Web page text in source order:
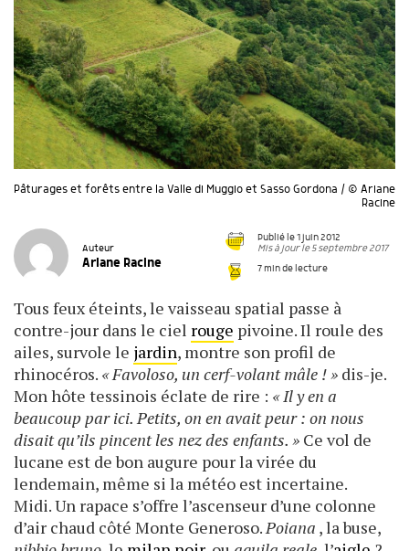
Pâturages et forêts entre la Valle di Muggio et Sasso Gordona / © Ariane
Racine
Auteur
Ariane Racine
Publié le 1 juin 2012
Mis à jour le 5 septembre 2017
7 min de lecture
Tous feux éteints, le vaisseau spatial passe à
contre-jour dans le ciel rouge pivoine. Il roule des
ailes, survole le jardin, montre son profil de
rhinocéros. « Favoloso, un cerf-volant mâle ! » dis-je.
Mon hôte tessinois éclate de rire : « Il y en a
beaucoup par ici. Petits, on en avait peur : on nous
disait qu’ils pincent les nez des enfants. » Ce vol de
lucane est de bon augure pour la virée du
lendemain, même si la météo est incertaine.
Midi. Un rapace s’offre l’ascenseur d’une colonne
d’air chaud côté Monte Generoso.Poiana , la buse,